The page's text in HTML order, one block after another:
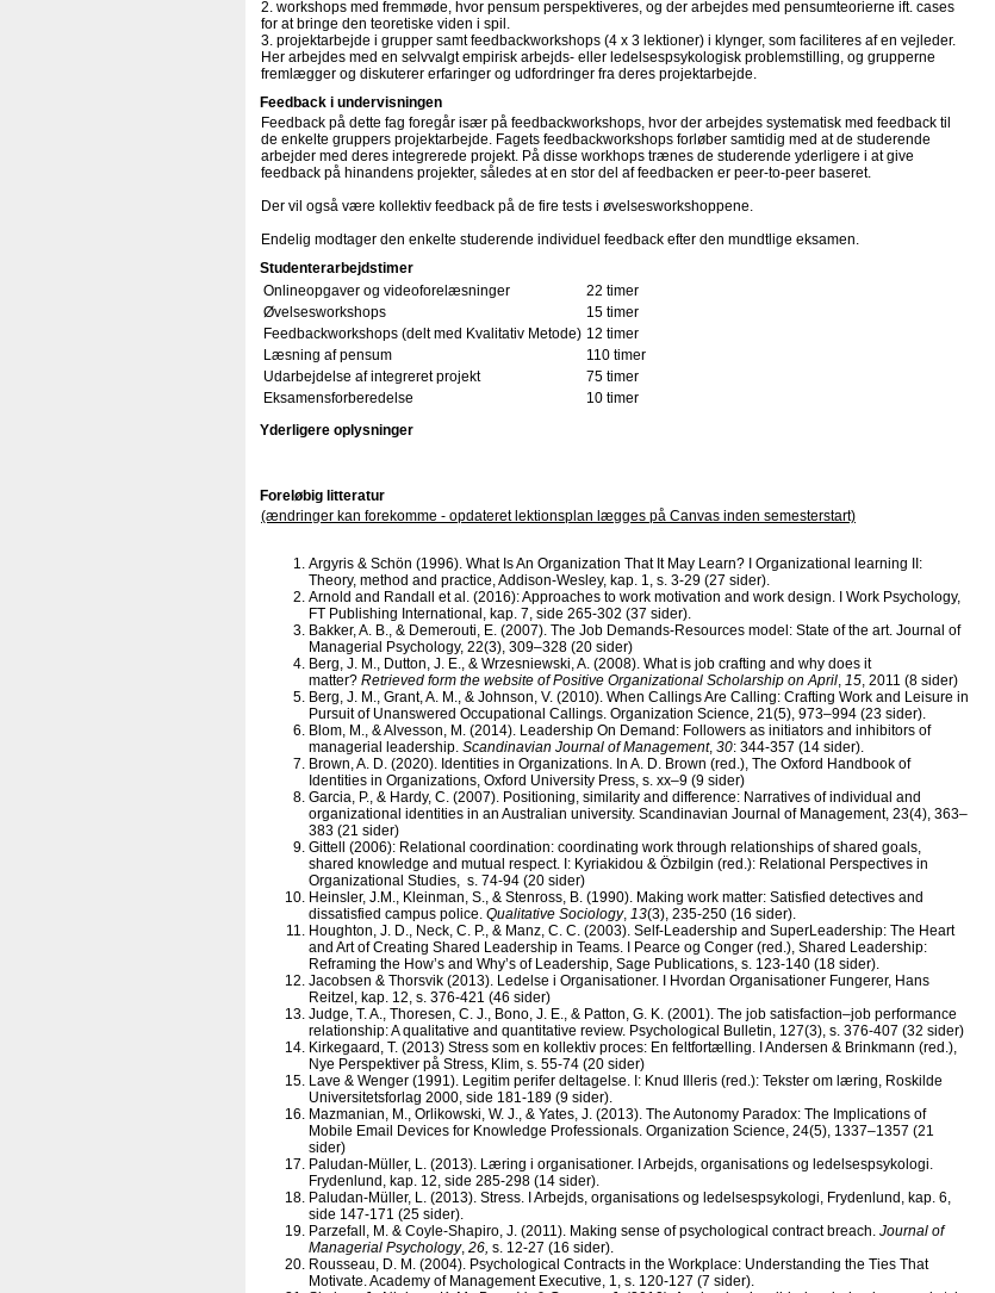
2. workshops med fremmøde, hvor pensum perspektiveres, og der arbejdes med pensumteorierne ift. cases
for at bringe den teoretiske viden i spil.
3. projektarbejde i grupper samt feedbackworkshops (4 x 3 lektioner) i klynger, som faciliteres af en vejleder.
Her arbejdes med en selvvalgt empirisk arbejds- eller ledelsespsykologisk problemstilling, og grupperne
fremlægger og diskuterer erfaringer og udfordringer fra deres projektarbejde.
Feedback i undervisningen
Feedback på dette fag foregår især på feedbackworkshops, hvor der arbejdes systematisk med feedback til
de enkelte gruppers projektarbejde. Fagets feedbackworkshops forløber samtidig med at de studerende
arbejder med deres integrerede projekt. På disse workhops trænes de studerende yderligere i at give
feedback på hinandens projekter, således at en stor del af feedbacken er peer-to-peer baseret.
Der vil også være kollektiv feedback på de fire tests i øvelsesworkshoppene.
Endelig modtager den enkelte studerende individuel feedback efter den mundtlige eksamen.
Studenterarbejdstimer
Onlineopgaver og videoforelæsninger
22 timer
Øvelsesworkshops
15 timer
Feedbackworkshops (delt med Kvalitativ Metode) 12 timer
Læsning af pensum
110 timer
Udarbejdelse af integreret projekt
75 timer
Eksamensforberedelse
10 timer
Yderligere oplysninger
Foreløbig litteratur
(ændringer kan forekomme - opdateret lektionsplan lægges på Canvas inden semesterstart)
Argyris & Schön (1996). What Is An Organization That It May Learn? I Organizational learning II:
Theory, method and practice, Addison-Wesley, kap. 1, s. 3-29 (27 sider).
Arnold and Randall et al. (2016): Approaches to work motivation and work design. I Work Psychology,
FT Publishing International, kap. 7, side 265-302 (37 sider).
Bakker, A. B., & Demerouti, E. (2007). The Job Demands‐Resources model: State of the art. Journal of
Managerial Psychology, 22(3), 309–328 (20 sider)
Berg, J. M., Dutton, J. E., & Wrzesniewski, A. (2008). What is job crafting and why does it
matter? Retrieved form the website of Positive Organizational Scholarship on April, 15, 2011 (8 sider)
Berg, J. M., Grant, A. M., & Johnson, V. (2010). When Callings Are Calling: Crafting Work and Leisure in
Pursuit of Unanswered Occupational Callings. Organization Science, 21(5), 973–994 (23 sider).
Blom, M., & Alvesson, M. (2014). Leadership On Demand: Followers as initiators and inhibitors of
managerial leadership. Scandinavian Journal of Management, 30: 344-357 (14 sider).
Brown, A. D. (2020). Identities in Organizations. In A. D. Brown (red.), The Oxford Handbook of
Identities in Organizations, Oxford University Press, s. xx–9 (9 sider)
Garcia, P., & Hardy, C. (2007). Positioning, similarity and difference: Narratives of individual and
organizational identities in an Australian university. Scandinavian Journal of Management, 23(4), 363–
383 (21 sider)
Gittell (2006): Relational coordination: coordinating work through relationships of shared goals,
shared knowledge and mutual respect. I: Kyriakidou & Özbilgin (red.): Relational Perspectives in
Organizational Studies, s. 74-94 (20 sider)
Heinsler, J.M., Kleinman, S., & Stenross, B. (1990). Making work matter: Satisfied detectives and
dissatisfied campus police. Qualitative Sociology, 13(3), 235-250 (16 sider).
Houghton, J. D., Neck, C. P., & Manz, C. C. (2003). Self-Leadership and SuperLeadership: The Heart
and Art of Creating Shared Leadership in Teams. I Pearce og Conger (red.), Shared Leadership:
Reframing the How’s and Why’s of Leadership, Sage Publications, s. 123-140 (18 sider).
Jacobsen & Thorsvik (2013). Ledelse i Organisationer. I Hvordan Organisationer Fungerer, Hans
Reitzel, kap. 12, s. 376-421 (46 sider)
Judge, T. A., Thoresen, C. J., Bono, J. E., & Patton, G. K. (2001). The job satisfaction–job performance
relationship: A qualitative and quantitative review. Psychological Bulletin, 127(3), s. 376-407 (32 sider)
Kirkegaard, T. (2013) Stress som en kollektiv proces: En feltfortælling. I Andersen & Brinkmann (red.),
Nye Perspektiver på Stress, Klim, s. 55-74 (20 sider)
Lave & Wenger (1991). Legitim perifer deltagelse. I: Knud Illeris (red.): Tekster om læring, Roskilde
Universitetsforlag 2000, side 181-189 (9 sider).
Mazmanian, M., Orlikowski, W. J., & Yates, J. (2013). The Autonomy Paradox: The Implications of
Mobile Email Devices for Knowledge Professionals. Organization Science, 24(5), 1337–1357 (21
sider)
Paludan-­Müller, L. (2013). Læring i organisationer. I Arbejds­, organisations­ og ledelsespsykologi.
Frydenlund, kap. 12, side 285-298 (14 sider).
Paludan-­Müller, L. (2013). Stress. I Arbejds­, organisations­ og ledelsespsykologi, Frydenlund, kap. 6,
side 147-171 (25 sider).
Parzefall, M. & Coyle-Shapiro, J. (2011). Making sense of psychological contract breach. Journal of
Managerial Psychology, 26, s. 12-27 (16 sider).
Rousseau, D. M. (2004). Psychological Contracts in the Workplace: Understanding the Ties That
Motivate. Academy of Management Executive, 1, s. 120-127 (7 sider).